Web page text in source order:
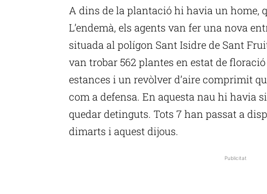
A dins de la plantació hi havia un home,
L’endemà, els agents van fer una nova
situada al polígon Sant Isidre de Sant
van trobar 562 plantes en estat de
estances i un revòlver d’aire comprimit
com a defensa. En aquesta nau hi havia
quedar detinguts. Tots 7 han passat a
dimarts i aquest dijous.
Publicitat